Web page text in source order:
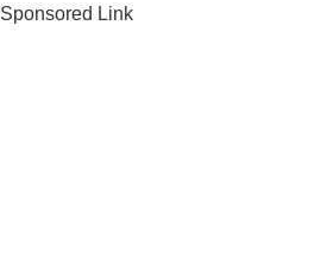
Sponsored Link